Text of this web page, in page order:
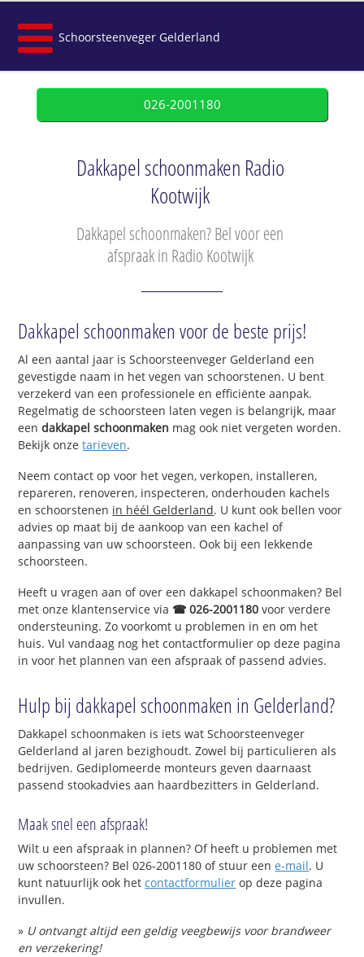
Schoorsteenveger Gelderland
026-2001180
Dakkapel schoonmaken Radio
Kootwijk
Dakkapel schoonmaken? Bel voor een
afspraak in Radio Kootwijk
Dakkapel schoonmaken voor de beste prijs!
Al een aantal jaar is Schoorsteenveger Gelderland een
gevestigde naam in het vegen van schoorstenen. U bent
verzekerd van een professionele en efficiënte aanpak.
Regelmatig de schoorsteen laten vegen is belangrijk, maar
eendakkapel schoonmaken mag ook niet vergeten worden.
Bekijk onzetarieven.
Neem contact op voor het vegen, verkopen, installeren,
repareren, renoveren, inspecteren, onderhouden kachels
en schoorstenen in héél Gelderland. U kunt ook bellen voor
advies op maat bij de aankoop van een kachel of
aanpassing van uw schoorsteen. Ook bij een lekkende
schoorsteen.
Heeft u vragen aan of over een dakkapel schoonmaken? Bel
met onze klantenservice via ☎ 026-2001180 voor verdere
ondersteuning. Zo voorkomt u problemen in en om het
huis. Vul vandaag nog het contactformulier op deze pagina
in voor het plannen van een afspraak of passend advies.
Hulp bij dakkapel schoonmaken in Gelderland?
Dakkapel schoonmaken is iets wat Schoorsteenveger
Gelderland al jaren bezighoudt. Zowel bij particulieren als
bedrijven. Gediplomeerde monteurs geven daarnaast
passend stookadvies aan haardbezitters in Gelderland.
Maak snel een afspraak!
Wilt u een afspraak in plannen? Of heeft u problemen met
uw schoorsteen? Bel 026-2001180 of stuur eene-mail. U
kunt natuurlijk ook hetcontactformulier op deze pagina
invullen.
» U ontvangt altijd een geldig veegbewijs voor brandweer
en verzekering!